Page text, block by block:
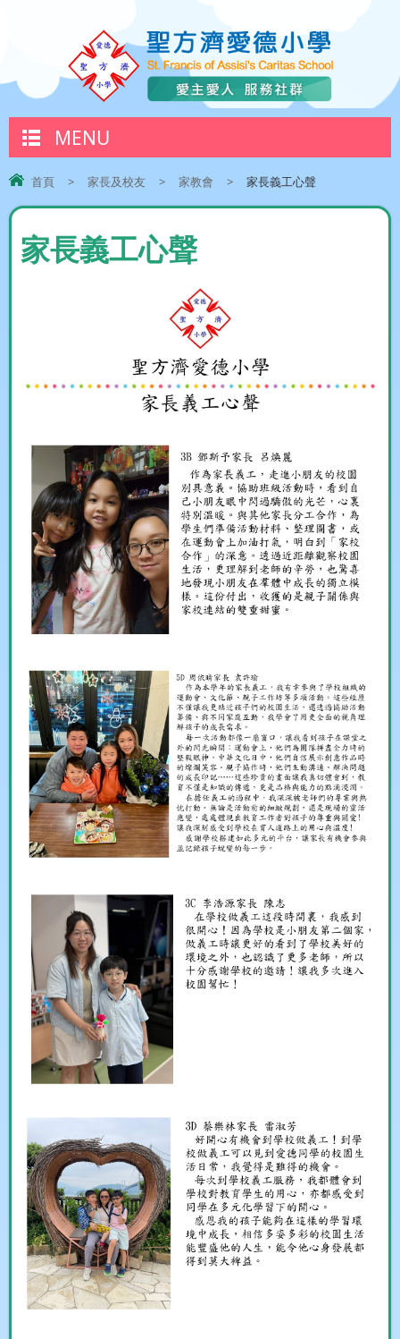
MENU
首頁 > 家長及校友 > 家教會 > 家長義工心聲
家長義工心聲